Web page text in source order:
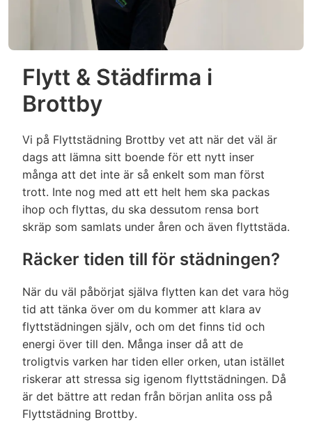
timdebitering läggas till för färdigställande av
avfrostning)
Kamin / Öppen spis
✔Dammsugning av aska.
✔ In & utvändig våttorkning.
✔Glas i luckan rengörs.
Möbler
✔Dammsugning av soffa/säng.
✔Dammtorkning.
✔ (Obs! Vi tillhandahåller ej några
specialverktyg eller maskin för möbel/matt
rengöring eller liknande.)
Vattenlås / Golvbrunnar
✔Vattenlåset öppnas och rengörs invändigt.
avfläckning av väggar ingår i kök samt
väggar i badrum ingår).
✔Skurning av golv då de är väldigt smutsiga
(utöver dammsugning och våttorkning).
✔ Specifik fogrengöring mellan kakel.
Normal avtorkning/enklare rengöring med
(Missfärgning av fogar kan ha uppstått om
detta inte underhållits under tiden du bott i
bostaden, detta går inte bort vid normal
rengöring.)
✔Urkoppling av lampor, armaturer,
✔Nedmontering eller isärplockning av
inredning eller liknande för att komma åt att
städa.
(Även flytt av spis, badkar kyl/frys &
tvättmaskin/torktummlare, då vi inte vill
riskera skador).
✔Städning av tomt/trädgård
(Kan tilläggas mot timdebitering).
✔ Vindsutrymme/förråd (Tillval).
Flytt & Städfirma i
Brottby
Vi på Flyttstädning Brottby vet att när det väl är
dags att lämna sitt boende för ett nytt inser
många att det inte är så enkelt som man först
trott. Inte nog med att ett helt hem ska packas
ihop och flyttas, du ska dessutom rensa bort
skräp som samlats under åren och även flyttstäda.
Räcker tiden till för städningen?
När du väl påbörjat själva flytten kan det vara hög
tid att tänka över om du kommer att klara av
flyttstädningen själv, och om det finns tid och
energi över till den. Många inser då att de
troligtvis varken har tiden eller orken, utan istället
riskerar att stressa sig igenom flyttstädningen. Då
är det bättre att redan från början anlita oss på
Flyttstädning Brottby.